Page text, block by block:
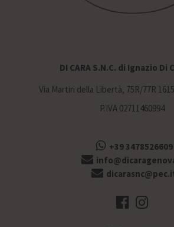
DI CARA S.N.C. di Ignazio Di
Via Martiri della Libertà, 75R/77R
P.IVA 02711460994
+39 3478526609